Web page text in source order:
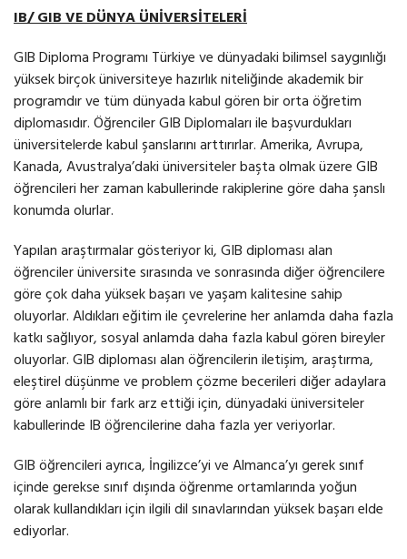
IB/ GIB VE DÜNYA ÜNİVERSİTELERİ
GIB Diploma Programı Türkiye ve dünyadaki bilimsel saygınlığı
yüksek birçok üniversiteye hazırlık niteliğinde akademik bir
programdır ve tüm dünyada kabul gören bir orta öğretim
diplomasıdır. Öğrenciler GIB Diplomaları ile başvurdukları
üniversitelerde kabul şanslarını arttırırlar. Amerika, Avrupa,
Kanada, Avustralya’daki üniversiteler başta olmak üzere GIB
öğrencileri her zaman kabullerinde rakiplerine göre daha şanslı
konumda olurlar.
Yapılan araştırmalar gösteriyor ki, GIB diploması alan
öğrenciler üniversite sırasında ve sonrasında diğer öğrencilere
göre çok daha yüksek başarı ve yaşam kalitesine sahip
oluyorlar. Aldıkları eğitim ile çevrelerine her anlamda daha fazla
katkı sağlıyor, sosyal anlamda daha fazla kabul gören bireyler
oluyorlar. GIB diploması alan öğrencilerin iletişim, araştırma,
eleştirel düşünme ve problem çözme becerileri diğer adaylara
göre anlamlı bir fark arz ettiği için, dünyadaki üniversiteler
kabullerinde IB öğrencilerine daha fazla yer veriyorlar.
GIB öğrencileri ayrıca, İngilizce’yi ve Almanca’yı gerek sınıf
içinde gerekse sınıf dışında öğrenme ortamlarında yoğun
olarak kullandıkları için ilgili dil sınavlarından yüksek başarı elde
ediyorlar.